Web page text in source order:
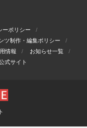
ーポリシー
ツ制作・編集ポリシー
情報
お知らせ一覧
式サイト